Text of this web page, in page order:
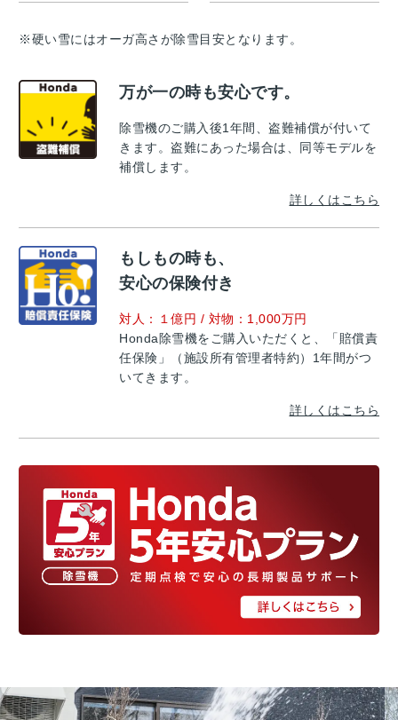
※硬い雪にはオーガ高さが除雪目安となります。
万が一の時も安心です。
除雪機のご購入後1年間、盗難補償が付いて
きます。盗難にあった場合は、同等モデルを
補償します。
詳しくはこちら
もしもの時も、
安心の保険付き
対人：１億円 / 対物：1,000万円
Honda除雪機をご購入いただくと、「賠償責
任保険」（施設所有管理者特約）1年間がつ
いてきます。
詳しくはこちら